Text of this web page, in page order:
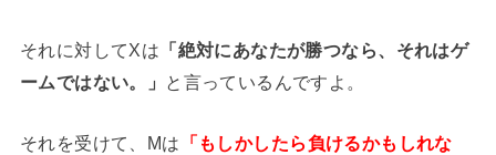
それに対してXは 「絶対にあなたが勝つなら、それはゲ
ームではない。」 と言っているんですよ。
それを受けて、Mは 「もしかしたら負けるかもしれな